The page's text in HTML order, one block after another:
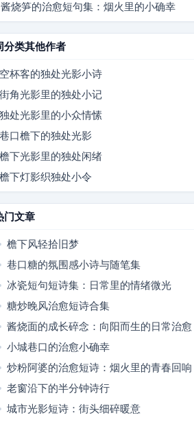
酱烧笋的治愈短句集：烟火里的小确幸
分类其他作者
空杯客的独处光影小诗
街角光影里的独处小记
独处光影里的小众情愫
巷口檐下的独处光影
檐下光影里的独处闲绪
檐下灯影织独处小令
门文章
檐下风轻拾旧梦
巷口糖的氛围感小诗与随笔集
冰瓷短句短诗集：日常里的情绪微光
糖炒晚风治愈短诗合集
酱烧面的成长碎念：向阳而生的日常治愈
小城巷口的治愈小确幸
炒粉阿婆的治愈短诗：烟火里的青春回响
老窗沿下的半分钟诗行
城市光影短诗：街头细碎暖意